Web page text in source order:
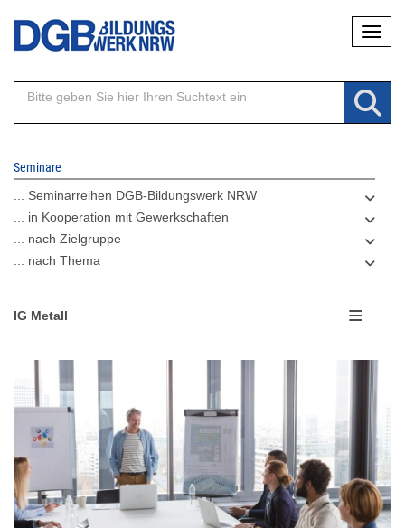
Direkt
Inhalt
Seminare
... Seminarreihen DGB-Bildungswerk NRW
... in Kooperation mit Gewerkschaften
... nach Zielgruppe
... nach Thema
IG Metall